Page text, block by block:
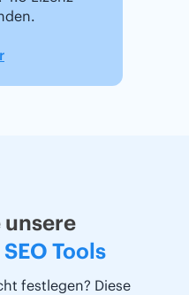
unsere
Tools
festlegen? Diese